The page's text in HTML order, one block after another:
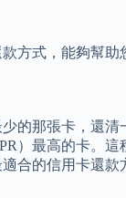
方式，能夠幫助
的那張卡，還
）最高的卡。
合的信用卡還款